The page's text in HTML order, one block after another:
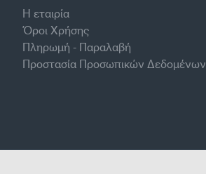
Η εταιρία
Όροι Χρήσης
Πληρωμή - Παραλαβή
Προστασία Προσωπικών Δεδομένων